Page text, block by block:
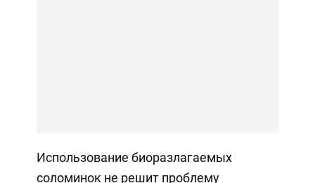
Использование биоразлагаемых
соломинок не решит проблему